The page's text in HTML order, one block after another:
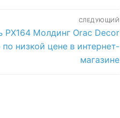
СЛЕДУЮЩИЙ
PX164 Молдинг Orac Decor
низкой цене в интернет-
магазине